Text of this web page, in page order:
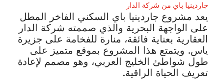
جاردينيا باي من شركة الدار
يعد مشروع جاردينيا باي السكني الفاخر المطل
على الواجهة البحرية والذي صممته شركة الدار
العقارية بعناية فائقة، منارة للفخامة على جزيرة
ياس. ويتمتع هذا المشروع بموقع متميز على
طول شواطئ الخليج العربي، وهو مصمم لإعادة
تعريف الحياة الراقية.